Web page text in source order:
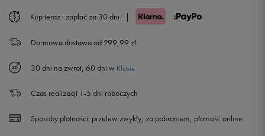
Kup teraz i zapłać za 30 dni |
Darmowa dostawa od 299,99 zł
30 dni na zwrot, 60 dni w Klubie
Czas realizacji 1-5 dni roboczych
Sposoby płatności: przelew zwykły, za pobraniem, płatność online